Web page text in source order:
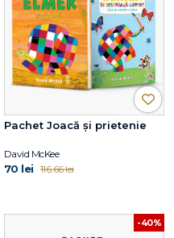
Pachet Joacă și prietenie
David McKee
70 lei 116.66 lei
-40%